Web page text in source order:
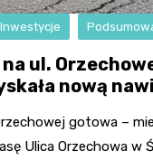
Inwestycje
ul.
nową
gotowa –
Ulica Orzechowa w